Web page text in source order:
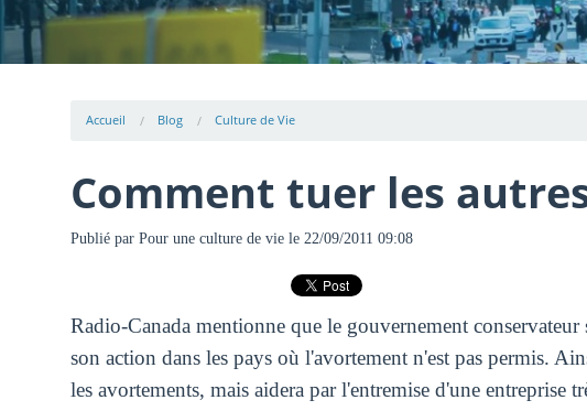
Accueil Blog Culture de Vie
Comment tuer les
Publié par Pour une culture de viele 22/09/2011 09:08
Radio-Canada mentionne que le gouvernement
son action dans les pays où l'avortement n'est pas permis.
les avortements, mais aidera par l'entremise d'une entreprise